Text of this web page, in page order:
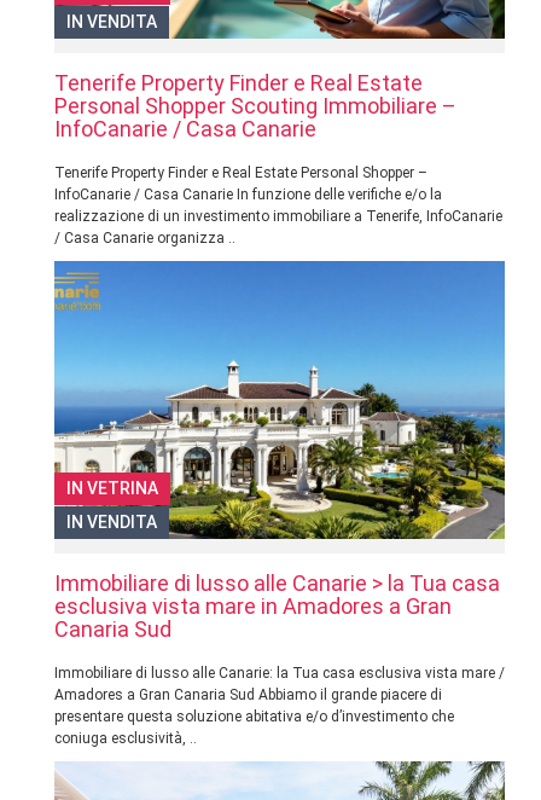
IN VENDITA
Tenerife Property Finder e Real Estate
Personal Shopper Scouting Immobiliare –
InfoCanarie / Casa Canarie
Tenerife Property Finder e Real Estate Personal Shopper –
InfoCanarie / Casa Canarie In funzione delle verifiche e/o la
realizzazione di un investimento immobiliare a Tenerife, InfoCanarie
/ Casa Canarie organizza ..
IN VETRINA
IN VENDITA
Immobiliare di lusso alle Canarie > la Tua casa
esclusiva vista mare in Amadores a Gran
Canaria Sud
Immobiliare di lusso alle Canarie: la Tua casa esclusiva vista mare /
Amadores a Gran Canaria Sud Abbiamo il grande piacere di
presentare questa soluzione abitativa e/o d’investimento che
coniuga esclusività, ..